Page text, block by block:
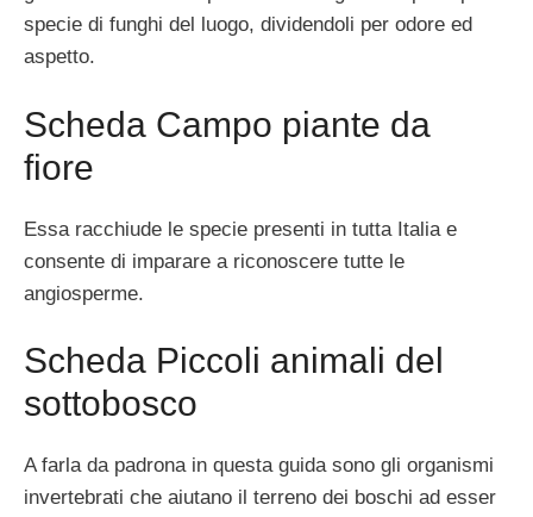
specie di funghi del luogo, dividendoli per odore ed
aspetto.
Scheda Campo piante da
fiore
Essa racchiude le specie presenti in tutta Italia e
consente di imparare a riconoscere tutte le
angiosperme.
Scheda Piccoli animali del
sottobosco
A farla da padrona in questa guida sono gli organismi
invertebrati che aiutano il terreno dei boschi ad esser